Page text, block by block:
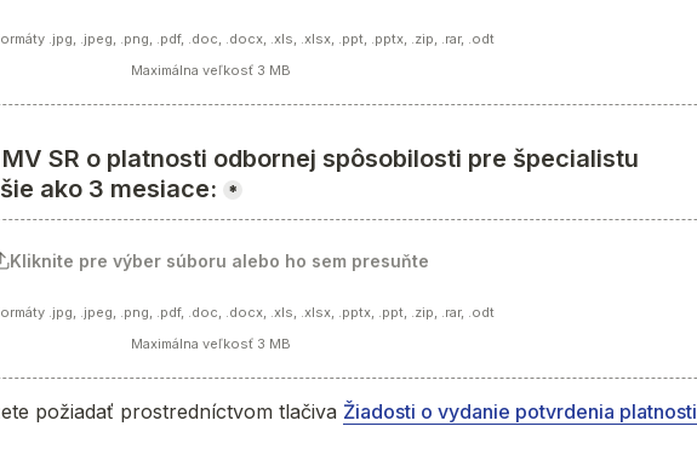
.jpg, .jpeg, .png, .pdf, .doc, .docx, .xls, .xlsx, .ppt, .pptx, .zip, .rar, .odt
Maximálna veľkosť 3 MB
SR o platnosti odbornej spôsobilosti pre špecialistu
ako 3 mesiace:
*
Kliknite pre výber súboru alebo ho sem presuňte
.jpg, .jpeg, .png, .pdf, .doc, .docx, .xls, .xlsx, .pptx, .ppt, .zip, .rar, .odt
Maximálna veľkosť 3 MB
požiadať prostredníctvom tlačiva Žiadosti o vydanie potvrdenia platnosti